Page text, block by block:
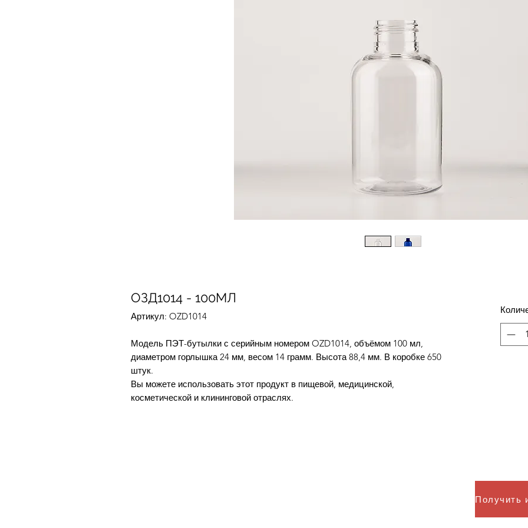
ОЗД1014 - 100МЛ
Артикул: OZD1014
Модель ПЭТ-бутылки с серийным номером OZD1014, объёмом 100 мл,
диаметром горлышка 24 мм, весом 14 грамм. Высота 88,4 мм. В коробке 650
штук.
Вы можете использовать этот продукт в пищевой, медицинской,
косметической и клининговой отраслях.